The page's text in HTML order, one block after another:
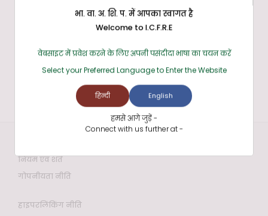
नियम एवं शर्तें
गोपनीयता नीति
हाइपरलिंकिंग नीति
भा. वा. अ. शि. प. में आपका स्वागत है
Welcome to I.C.F.R.E
वेबसाइट में प्रवेश करने के लिए अपनी पसंदीदा भाषा का चयन करें
Select your Preferred Language to Enter the Website
हिन्दी English
हमसे आगे जुड़ें -
Connect with us further at -